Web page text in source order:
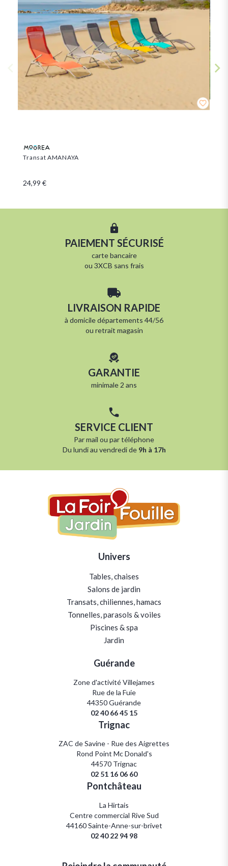
Transat AMANAYA
24,99 €
PAIEMENT SÉCURISÉ
carte bancaire
ou 3XCB sans frais
LIVRAISON RAPIDE
à domicile départements 44/56
ou retrait magasin
GARANTIE
minimale 2 ans
SERVICE CLIENT
Parmail ou partéléphone
Du lundi au vendredi de 9h à 17h
Univers
Tables, chaises
Salons de jardin
Transats, chiliennes, hamacs
Tonnelles, parasols & voiles
Piscines & spa
Jardin
Guérande
Zone d'activité Villejames
Rue de la Fuie
44350 Guérande
02 40 66 45 15
Trignac
ZAC de Savine - Rue des Aigrettes
Rond Point Mc Donald's
44570 Trignac
02 51 16 06 60
Pontchâteau
La Hirtais
Centre commercial Rive Sud
44160 Sainte-Anne-sur-brivet
02 40 22 94 98